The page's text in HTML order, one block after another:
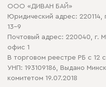
Политика
Политика в отношении
ООО «ДИВАН БАЙ»
Юридический адрес: 220114,
13-9
Почтовый адрес: 220040, г.
офис 1
В торговом реестре РБ с 12
УНП: 193109186, Выдано
комитетом 19.07.2018